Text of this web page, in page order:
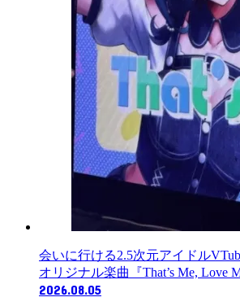
会いに行ける2.5次元アイドル
オリジナル楽曲『That’s Me, Love
2026.08.05